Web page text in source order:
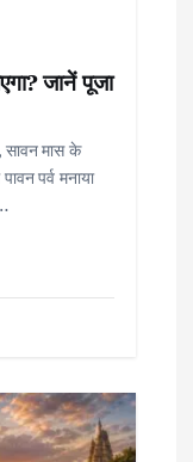
जानें पूजा
मास के
पर्व मनाया